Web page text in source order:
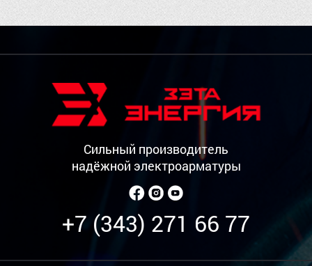
Сильный производитель
надёжной электроарматуры
+7 (343) 271 66 77